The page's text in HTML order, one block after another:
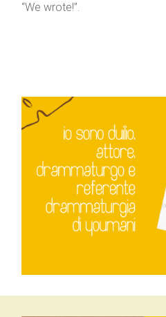
“We wrote!”.